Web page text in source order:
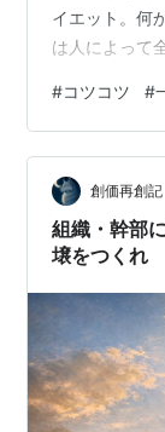
イエット。何
は人によって
やる型のメリ
強みが生きる
をするコツま
りやすくお届
やる型、それ
化が得意な「
#コツコツ #
創価再創
組織・幹部
壌をつくれ